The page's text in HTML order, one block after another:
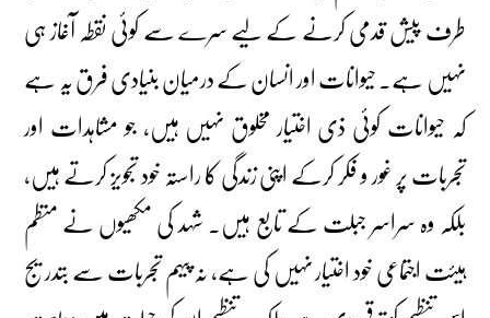
طرف پیش قدمی کرنے کے لیے سرے سے کوئی نقطہ آغاز ہی
نہیں ہے۔ حیوانات اور انسان کے درمیان بنیادی فرق یہ ہے
کہ حیوانات کوئی ذی اختیار مخلوق نہیں ہیں، جو مشاہدات اور
تجربات پر غور و فکر کرکے اپنی زندگی کا راستہ خود تجویز کرتے ہیں،
بلکہ وہ سراسر جبلت کے تابع ہیں۔ شہد کی مکھیوں نے منظم
ہیئت اجتماعی خود اختیار نہیں کی ہے، نہ پیہم تجربات سے بتدریج